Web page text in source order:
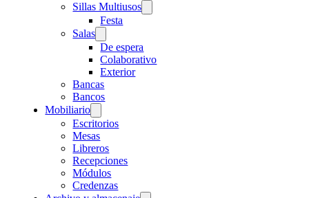
Sillas Multiusos
Festa
Salas
De espera
Colaborativo
Exterior
Bancas
Bancos
Mobiliario
Escritorios
Mesas
Libreros
Recepciones
Módulos
Credenzas